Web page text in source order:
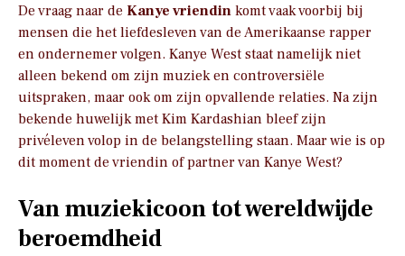
De vraag naar de Kanye vriendin komt vaak voorbij bij
mensen die het liefdesleven van de Amerikaanse rapper
en ondernemer volgen. Kanye West staat namelijk niet
alleen bekend om zijn muziek en controversiële
uitspraken, maar ook om zijn opvallende relaties. Na zijn
bekende huwelijk met Kim Kardashian bleef zijn
privéleven volop in de belangstelling staan. Maar wie is op
dit moment de vriendin of partner van Kanye West?
Van muziekicoon tot wereldwijde
beroemdheid